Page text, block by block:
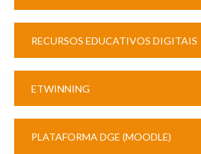
RECURSOS EDUCATIVOS DIGITAIS
ETWINNING
PLATAFORMA DGE (MOODLE)